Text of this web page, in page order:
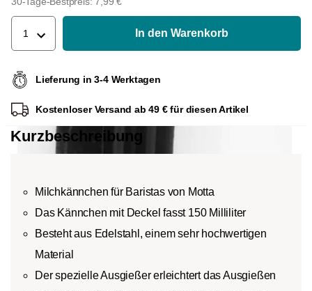
1 In den Warenkorb
Lieferung in 3-4 Werktagen
Kostenloser Versand ab 49 € für diesen Artikel
Kurzbeschreibung
Milchkännchen für Baristas von Motta
Das Kännchen mit Deckel fasst 150 Milliliter
Besteht aus Edelstahl, einem sehr hochwertigen
Material
Der spezielle Ausgießer erleichtert das Ausgießen